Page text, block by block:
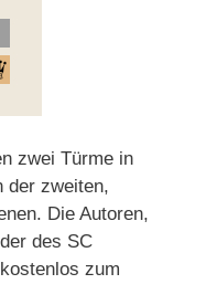
zwei Türme in
der zweiten,
Die Autoren,
des SC
zum